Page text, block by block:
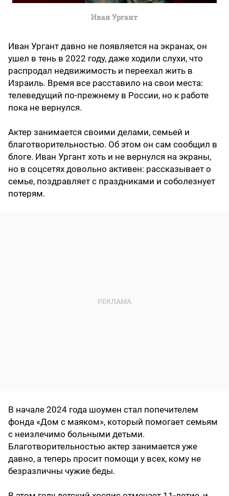
Иван Ургант
Иван Ургант давно не появляется на экранах, он
ушел в тень в 2022 году, даже ходили слухи, что
распродал недвижимость и переехал жить в
Израиль. Время все расставило на свои места:
телеведущий по-прежнему в России, но к работе
пока не вернулся.
Актер занимается своими делами, семьей и
благотворительностью. Об этом он сам сообщил в
блоге. Иван Ургант хоть и не вернулся на экраны,
но в соцсетях довольно активен: рассказывает о
семье, поздравляет с праздниками и соболезнует
потерям.
В начале 2024 года шоумен стал попечителем
фонда «Дом с маяком», который помогает семьям
с неизлечимо больными детьми.
Благотворительностью актер занимается уже
давно, а теперь просит помощи у всех, кому не
безразличны чужие беды.